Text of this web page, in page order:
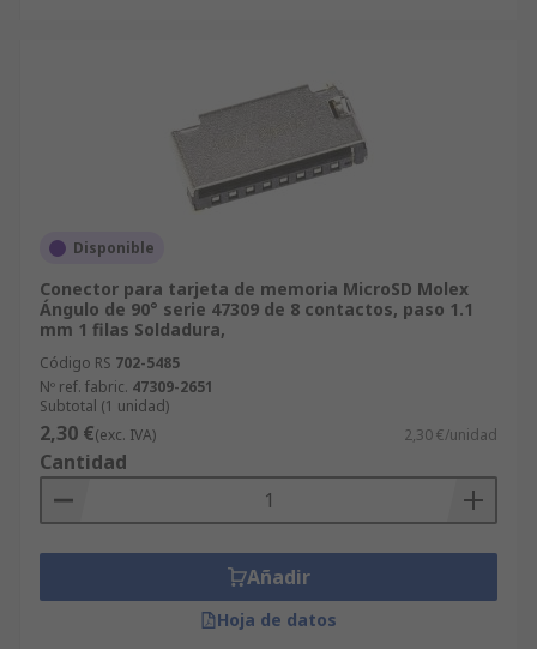
Disponible
Conector para tarjeta de memoria MicroSD Molex
Ángulo de 90° serie 47309 de 8 contactos, paso 1.1
mm 1 filas Soldadura,
Código RS 702-5485
Nº ref. fabric. 47309-2651
Subtotal (1 unidad)
2,30 €(exc. IVA) 2,30 €/unidad
Cantidad
Añadir
Hoja de datos